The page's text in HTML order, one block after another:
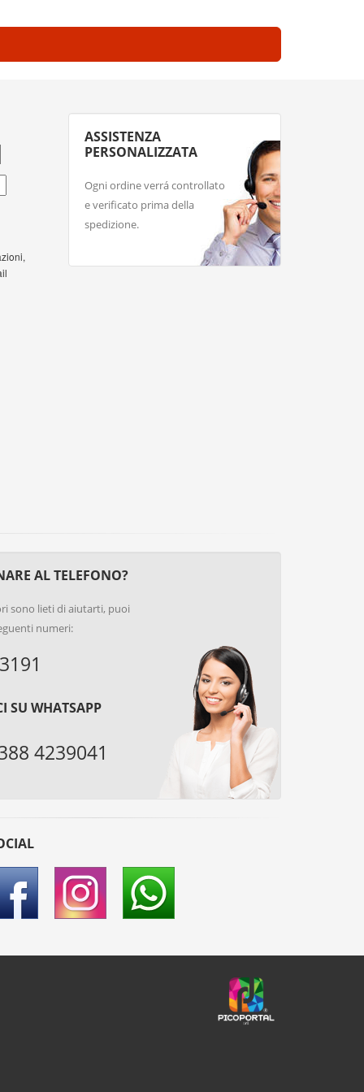
ASSISTENZA
PERSONALIZZATA
Ogni ordine verrá controllato
e verificato prima della
spedizione.
AL TELEFONO?
sono lieti di aiutarti, puoi
numeri:
SU WHATSAPP
4239041